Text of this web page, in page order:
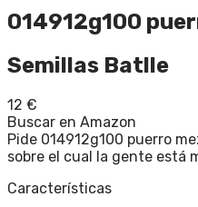
014912g100
Semillas Batlle
12 €
Buscar en Amazon
Pide 014912g100 puerro
sobre el cual la gente está
Características